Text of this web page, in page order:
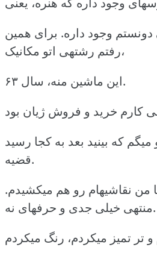
وجود داره. برای همین
رفتم رشتهی اتو مکانیک،
این ماشین منه، سال ۶۳.
میگم که بینید بعد به کجا رسید
قضیه.
من نقاشیهام رو هم میکشیدم.
منتهی خیلی جدی و حرفهای نه.